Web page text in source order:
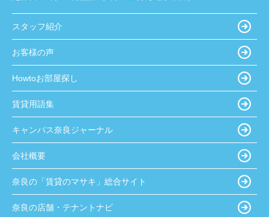
スタッフ紹介
お客様の声
Howtoお部屋探し
賃貸用語集
キャンパス奈良ジャーナル
会社概要
奈良の「賃貸のマサキ」総合サイト
奈良の店舗・テナントナビ